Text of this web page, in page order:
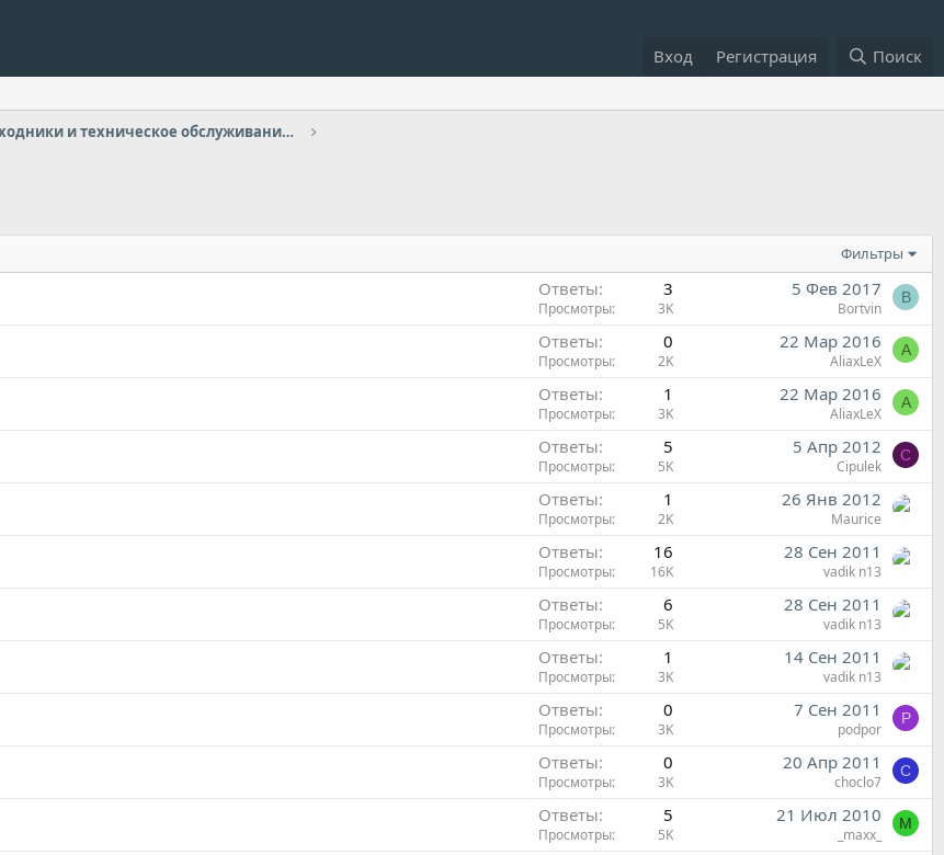
Вход Регистрация Поиск
Расходники и техническое обслуживание (ТО)
Фильтры
Ответы 3
Просмотры 3K
5 Фев 2017
Bortvin
B
Ответы 0
Просмотры 2K
22 Мар 2016
AliaxLeX
A
Ответы 1
Просмотры 3K
22 Мар 2016
AliaxLeX
A
Ответы 5
Просмотры 5K
5 Апр 2012
Cipulek
C
Ответы 1
Просмотры 2K
26 Янв 2012
Maurice
Ответы 16
Просмотры 16K
28 Сен 2011
vadik n13
Ответы 6
Просмотры 5K
28 Сен 2011
vadik n13
Ответы 1
Просмотры 3K
14 Сен 2011
vadik n13
Ответы 0
Просмотры 3K
7 Сен 2011
podpor
P
Ответы 0
Просмотры 3K
20 Апр 2011
choclo7
C
Ответы 5
Просмотры 5K
21 Июл 2010
_maxx_
M